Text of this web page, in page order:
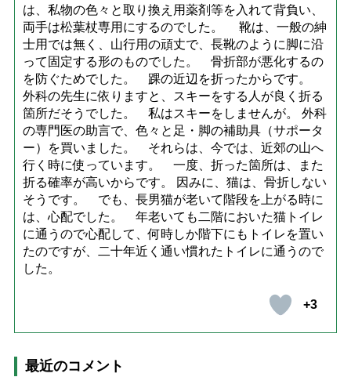
は、私物の色々と取り換え用薬剤等を入れて背負い、
両手は松葉杖専用にするのでした。 靴は、一般の紳
士用では無く、山行用の頑丈で、長靴のように脚に沿
って固定する形のものでした。 骨折部が悪化するの
を防ぐためでした。 踝の近辺を折ったからです。
外科の先生に依りますと、スキーをする人が良く折る
箇所だそうでした。 私はスキーをしませんが。 外科
の専門医の助言で、色々と足・脚の補助具（サポータ
ー）を買いました。 それらは、今では、近郊の山へ
行く時に使っています。 一度、折った箇所は、また
折る確率が高いからです。 因みに、猫は、骨折しない
そうです。 でも、長男猫が老いて階段を上がる時に
は、心配でした。 年老いても二階においた猫トイレ
に通うので心配して、何時しか階下にもトイレを置い
たのですが、二十年近く通い慣れたトイレに通うので
した。
+3
最近のコメント